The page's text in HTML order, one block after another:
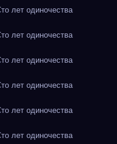
лет одиночества
лет одиночества
лет одиночества
лет одиночества
лет одиночества
лет одиночества